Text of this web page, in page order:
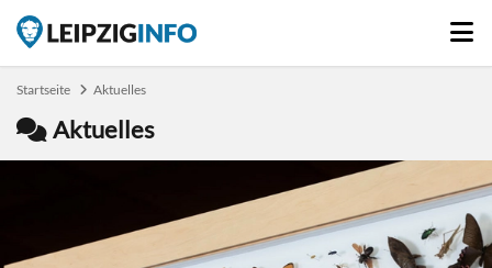
Startseite Aktuelles
Aktuelles